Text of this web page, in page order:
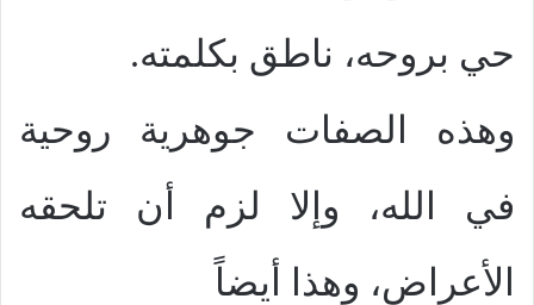
حي بروحه، ناطق بكلمته.
وهذه الصفات جوهرية روحية
في الله، وإلا لزم أن تلحقه
الأعراض، وهذا أيضاً